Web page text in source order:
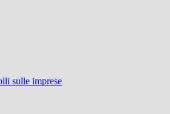
sulle imprese